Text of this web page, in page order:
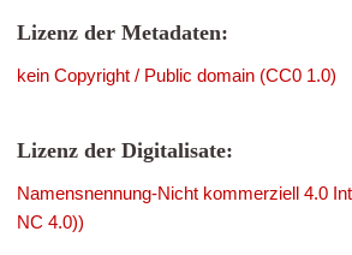
Lizenz der Metadaten:
kein Copyright / Public domain (CC0 1.0)
Lizenz der Digitalisate:
Namensnennung-Nicht kommerziell 4.0
NC 4.0))